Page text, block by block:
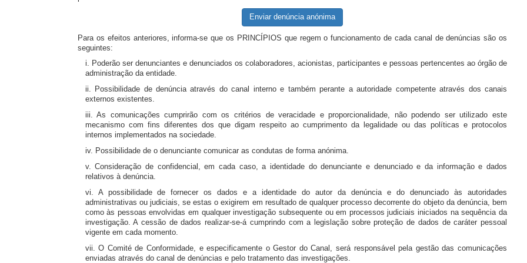
Enviar denúncia anónima
Para os efeitos anteriores, informa-se que os PRINCÍPIOS que regem o funcionamento de cada canal de denúncias são os
seguintes:
i. Poderão ser denunciantes e denunciados os colaboradores, acionistas, participantes e pessoas pertencentes ao órgão de
administração da entidade.
ii. Possibilidade de denúncia através do canal interno e também perante a autoridade competente através dos canais
externos existentes.
iii. As comunicações cumprirão com os critérios de veracidade e proporcionalidade, não podendo ser utilizado este
mecanismo com fins diferentes dos que digam respeito ao cumprimento da legalidade ou das políticas e protocolos
internos implementados na sociedade.
iv. Possibilidade de o denunciante comunicar as condutas de forma anónima.
v. Consideração de confidencial, em cada caso, a identidade do denunciante e denunciado e da informação e dados
relativos à denúncia.
vi. A possibilidade de fornecer os dados e a identidade do autor da denúncia e do denunciado às autoridades
administrativas ou judiciais, se estas o exigirem em resultado de qualquer processo decorrente do objeto da denúncia, bem
como às pessoas envolvidas em qualquer investigação subsequente ou em processos judiciais iniciados na sequência da
investigação. A cessão de dados realizar-se-á cumprindo com a legislação sobre proteção de dados de caráter pessoal
vigente em cada momento.
vii. O Comité de Conformidade, e especificamente o Gestor do Canal, será responsável pela gestão das comunicações
enviadas através do canal de denúncias e pelo tratamento das investigações.